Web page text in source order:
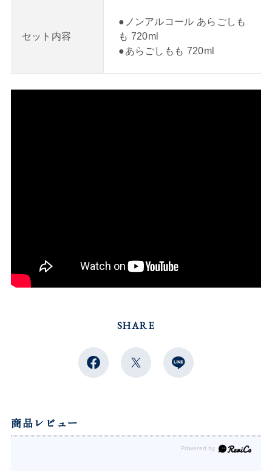
セット内容
●ノンアルコール あらごしも
も 720ml
●あらごしもも 720ml
SHARE
商品レビュー